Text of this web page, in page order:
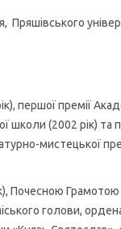
першої премії
школи (2002 рік) та
мистецької
Почесною
голови,